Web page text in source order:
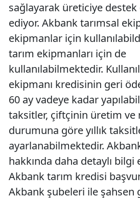
sağlayarak üreticiye
ediyor. Akbank tarımsal
ekipmanlar için
tarım ekipmanları için de
kullanılabilmektedir.
ekipmanı kredisinin geri
60 ay vadeye kadar
taksitler, çiftçinin üretim ve
durumuna göre yıllık
ayarlanabilmektedir.
hakkında daha detaylı
Akbank tarım kredisi
Akbank şubeleri ile şahsen